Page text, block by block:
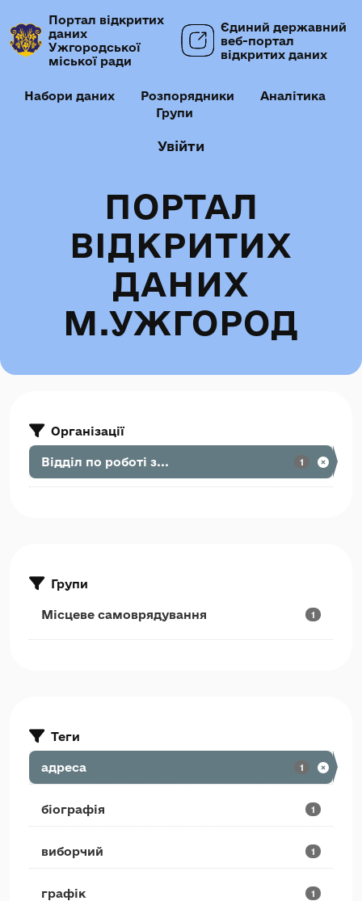
Портал відкритих
даних
Ужгородської
міської ради
Єдиний державний
веб-портал
відкритих даних
Набори даних Розпорядники
Аналітика
Групи
Увійти
ПОРТАЛ
ВІДКРИТИХ
ДАНИХ
М.УЖГОРОД
Організації
Відділ по роботі з... 1
Групи
Місцеве самоврядування 1
Теги
адреса 1
біографія 1
виборчий 1
графік 1